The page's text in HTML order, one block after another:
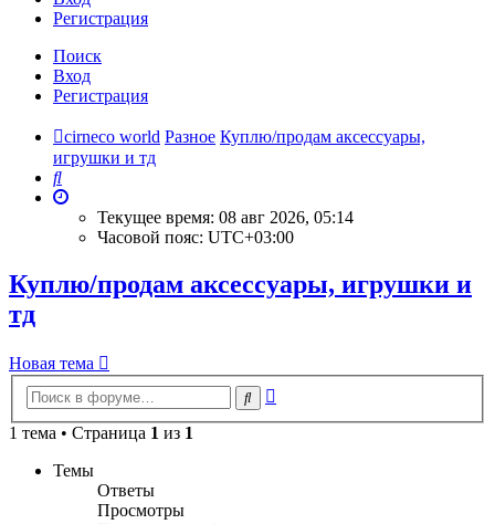
Регистрация
Поиск
Вход
Регистрация
cirneco world Разное Куплю/продам аксессуары,
игрушки и тд
Поиск
Текущее время: 08 авг 2026, 05:14
Часовой пояс: UTC+03:00
Куплю/продам аксессуары, игрушки и
тд
Новая тема
Поиск
1 тема • Страница 1 из 1
Темы
Ответы
Просмотры